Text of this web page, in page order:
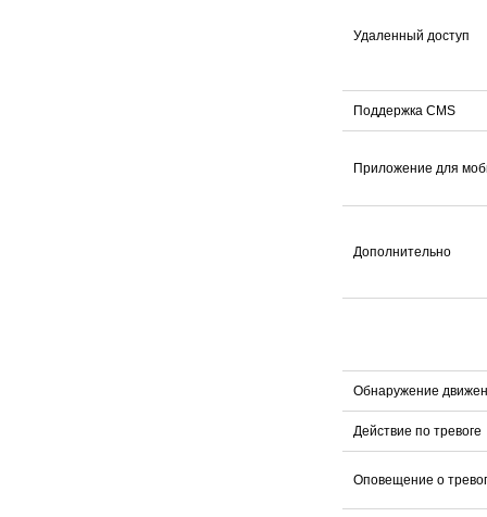
Удаленный доступ
Поддержка CMS
Приложение для
Дополнительно
Обнаружение
Действие по тревоге
Оповещение о